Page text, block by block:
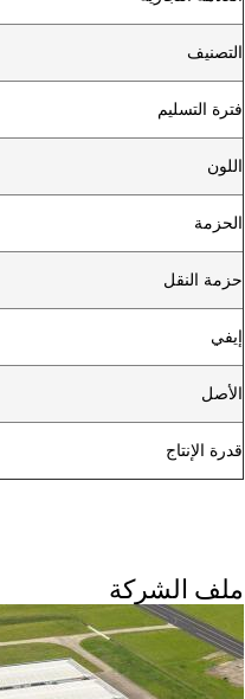
التصنيف
فترة التسليم
اللون
الحزمة
حزمة النقل
إيفي
الأصل
قدرة الإنتاج
ملف الشركة